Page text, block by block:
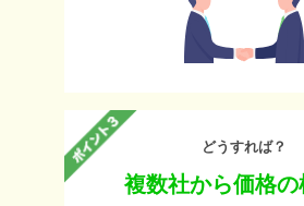
どうすれば？
複数社から価格の